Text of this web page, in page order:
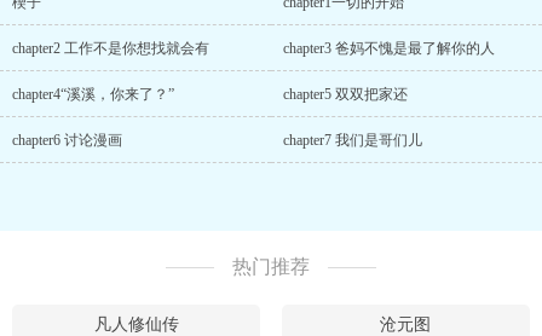
chapter2 工作不是你想找就会有 chapter3 爸妈不愧是最了解你的人
chapter4“溪溪，你来了？” chapter5 双双把家还
chapter6 讨论漫画 chapter7 我们是哥们儿
热门推荐
凡人修仙传 沧元图